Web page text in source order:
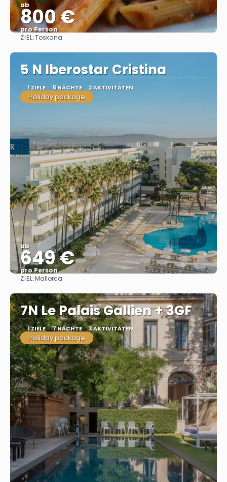
ab
800 €
pro Person
ZIEL:Toskana
5 N Iberostar Cristina
1 ZIELE 5 NÄCHTE 2 AKTIVITÄTEN
Holiday package
ab
649 €
pro Person
ZIEL:Mallorca
7N Le Palais Gallien + 3GF
1 ZIELE 7 NÄCHTE 3 AKTIVITÄTEN
Holiday package